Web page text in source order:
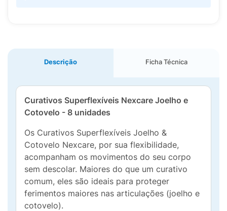
Descrição Ficha Técnica
Curativos Superflexíveis Nexcare Joelho e
Cotovelo - 8 unidades
Os Curativos Superflexíveis Joelho &
Cotovelo Nexcare, por sua flexibilidade,
acompanham os movimentos do seu corpo
sem descolar. Maiores do que um curativo
comum, eles são ideais para proteger
ferimentos maiores nas articulações (joelho e
cotovelo).